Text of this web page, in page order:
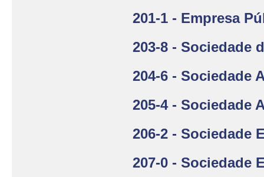
201-1 - Empresa
203-8 - Sociedade
204-6 - Sociedade
205-4 - Sociedade
206-2 - Sociedade
207-0 - Sociedade